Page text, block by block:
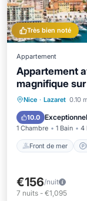
Très bien noté
Appartement
Appartement
magnifique
Nice · Lazaret 0.10
10.0 Exceptionnel
1 Chambre 1 Bain 4
Front de mer
Front
Vue sur
€156/nuit
7 nuits - €1,095